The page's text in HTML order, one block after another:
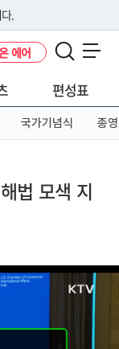
.
있다면 아래 URL에
에어
편성표
국가기념식 종영
법 모색 지